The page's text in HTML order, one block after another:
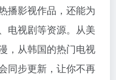
播影视作品，还能为
电视剧等资源。从美
，从韩国的热门电视
同步更新，让你不再